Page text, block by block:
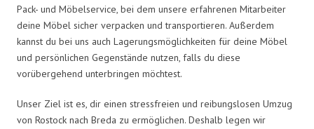
Pack- und Möbelservice, bei dem unsere erfahrenen Mitarbeiter
deine Möbel sicher verpacken und transportieren. Außerdem
kannst du bei uns auch Lagerungsmöglichkeiten für deine Möbel
und persönlichen Gegenstände nutzen, falls du diese
vorübergehend unterbringen möchtest.
Unser Ziel ist es, dir einen stressfreien und reibungslosen Umzug
von Rostock nach Breda zu ermöglichen. Deshalb legen wir